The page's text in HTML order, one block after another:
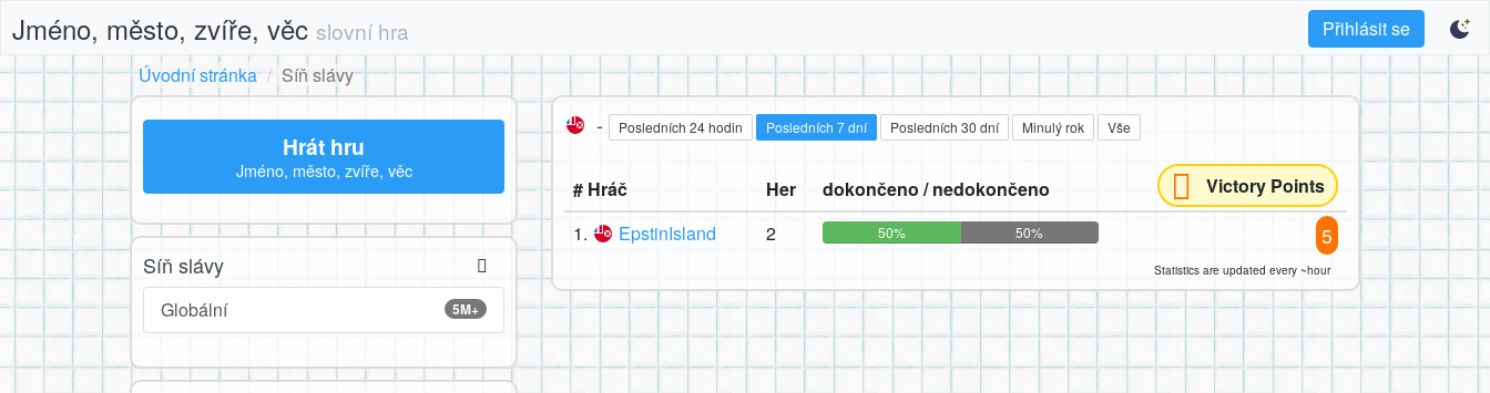
Jméno, město, zvíře, věc slovní hra
Přihlásit se
Úvodní stránka
Síň slávy
- Posledních 24 hodin Posledních 7 dní Posledních 30 dní Minulý rok Vše
# Hráč Her dokončeno / nedokončeno
Victory Points
1.
EpstinIsland 2 50% 50% 5
Statistics are updated every ~hour
Hrát hru
Jméno, město, zvíře, věc
Síň slávy
5M+
Globální